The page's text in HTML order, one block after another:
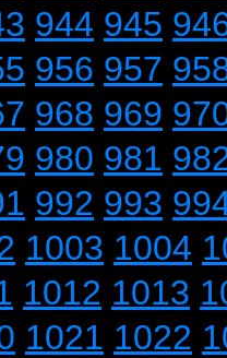
944 945
956 957
968 969
980 981
992 993
1003 1004
1012 1013
1021 1022